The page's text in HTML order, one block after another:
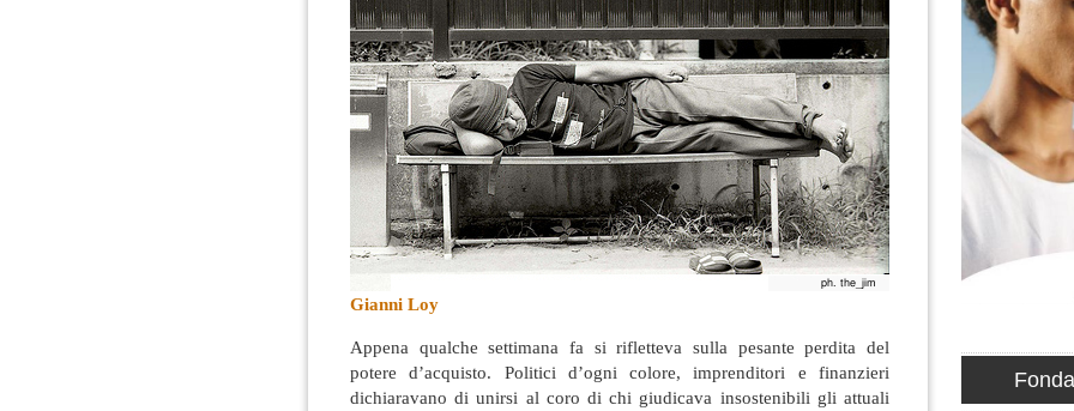
Gianni Loy
Appena qualche settimana fa si rifletteva sulla pesante perdita del
potere d’acquisto. Politici d’ogni colore, imprenditori e finanzieri
dichiaravano di unirsi al coro di chi giudicava insostenibili gli attuali